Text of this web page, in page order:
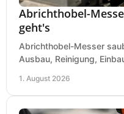
Abrichthobel-
geht's
Abrichthobel-Messer
Ausbau, Reinigung,
1. August 2026